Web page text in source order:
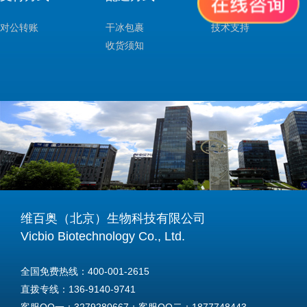
对公转账
干冰包裹
收货须知
技术支持
维百奥（北京）生物科技有限公司
Vicbio Biotechnology Co., Ltd.
全国免费热线：400-001-2615
直拨专线：136-9140-9741